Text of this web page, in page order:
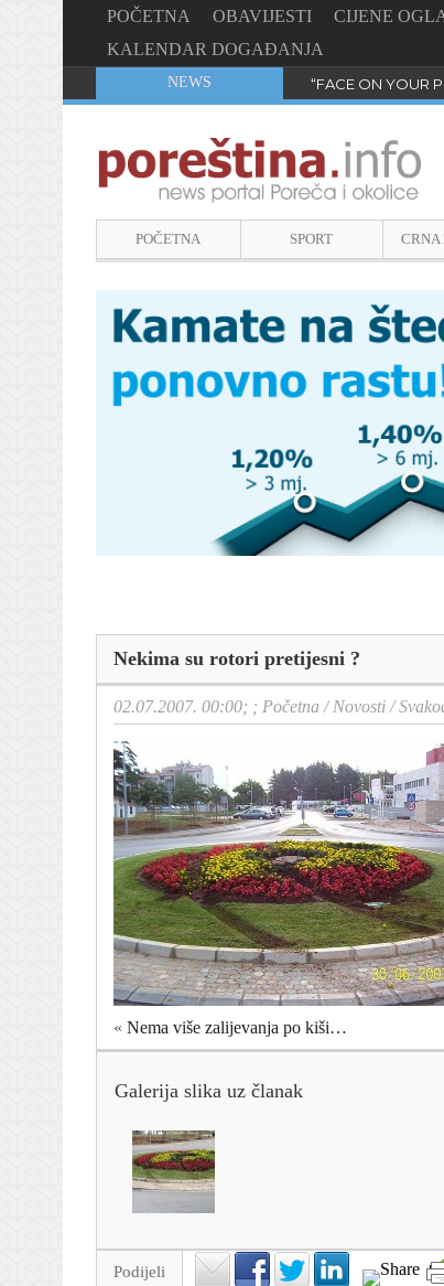
POČETNA OBAVIJESTI CIJENE
KALENDAR DOGAĐANJA
NEWS “FACE ON YOUR
POČETNA SPORT CRNA
Nekima su rotori pretijesni ?
02.07.2007. 00:00; ; Početna /Novosti /
« Nema više zalijevanja po kiši…
Galerija slika uz članak
Podijeli